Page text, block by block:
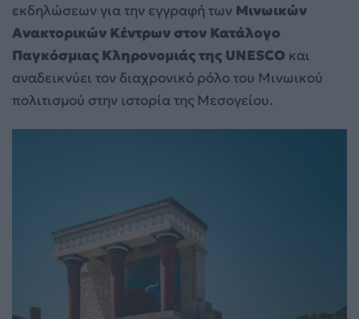
εκδηλώσεων για την εγγραφή των Μινωικών
Ανακτορικών Κέντρων στον Κατάλογο
Παγκόσμιας Κληρονομιάςτης UNESCO και
αναδεικνύει τον διαχρονικό ρόλο του Μινωικού
πολιτισμού στην ιστορία της Μεσογείου.